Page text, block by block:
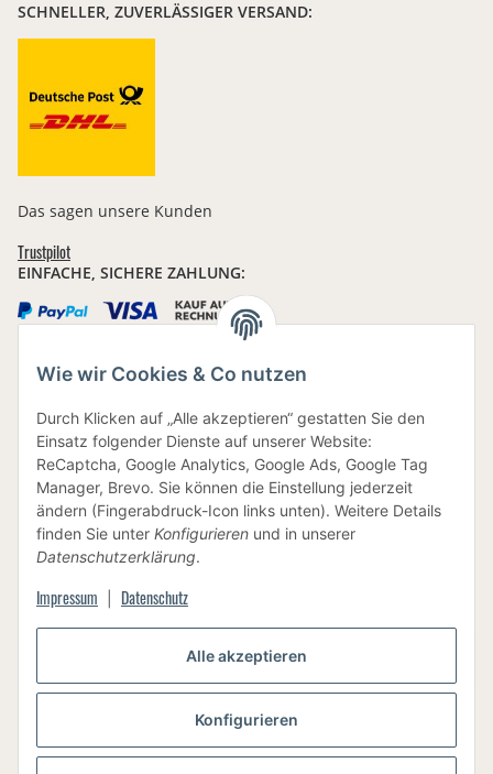
Alle akzeptieren
Konfigurieren
Wie wir Cookies & Co nutzen
Durch Klicken auf „Alle akzeptieren“ gestatten Sie den
Einsatz folgender Dienste auf unserer Website:
ReCaptcha, Google Analytics, Google Ads, Google Tag
Manager, Brevo. Sie können die Einstellung jederzeit
ändern (Fingerabdruck-Icon links unten). Weitere Details
finden Sie unter Konfigurieren und in unserer
Datenschutzerklärung.
Impressum Datenschutz
SCHNELLER, ZUVERLÄSSIGER VERSAND:
Das sagen unsere Kunden
Trustpilot
EINFACHE, SICHERE ZAHLUNG:
BEWUSSTE VERPACKUNG
Vertrag widerrufen